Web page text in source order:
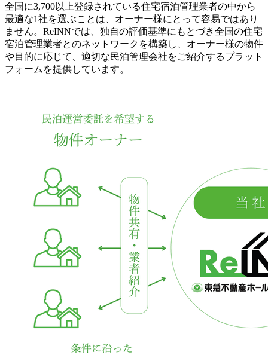
全国に3,700以上登録されている住宅宿泊管理業者の中から
最適な1社を選ぶことは、オーナー様にとって容易ではあり
ません。ReINNでは、独自の評価基準にもとづき全国の住宅
宿泊管理業者とのネットワークを構築し、オーナー様の物件
や目的に応じて、適切な民泊管理会社をご紹介するプラット
フォームを提供しています。